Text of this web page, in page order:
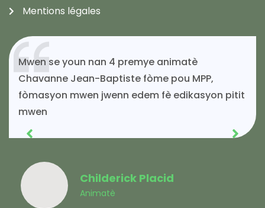
Mentions légales
Mwen se youn nan 4 premye animatè
Chavanne Jean-Baptiste fòme pou MPP,
fòmasyon mwen jwenn edem fè edikasyon pitit
mwen
Childerick Placid
Animatè